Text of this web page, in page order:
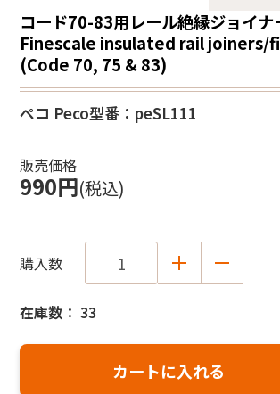
コード70-83用レール絶縁ジョイ
Finescale insulated rail joiners/
(Code 70, 75 & 83)
ペコ Peco型番：peSL111
販売価格
990円(税込)
購入数
在庫数： 33